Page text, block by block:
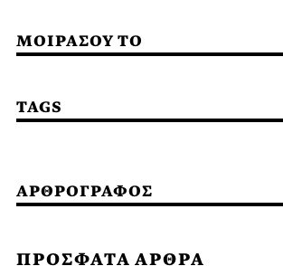
ΜΟΙΡΑΣΟΥ ΤΟ
TAGS
ΑΡΘΡΟΓΡΑΦΟΣ
ΠΡΟΣΦΑΤΑ ΑΡΘΡΑ